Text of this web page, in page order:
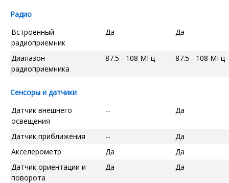
Радио
Встроенный
радиоприемник
Да Да
Диапазон
радиоприемника
87.5 - 108 МГц 87.5 - 108 МГц
Сенсоры и датчики
Датчик внешнего
освещения
-- Да
Датчик приближения --
Да
Акселерометр
Да
Да
Датчик ориентации и
поворота
Да Да